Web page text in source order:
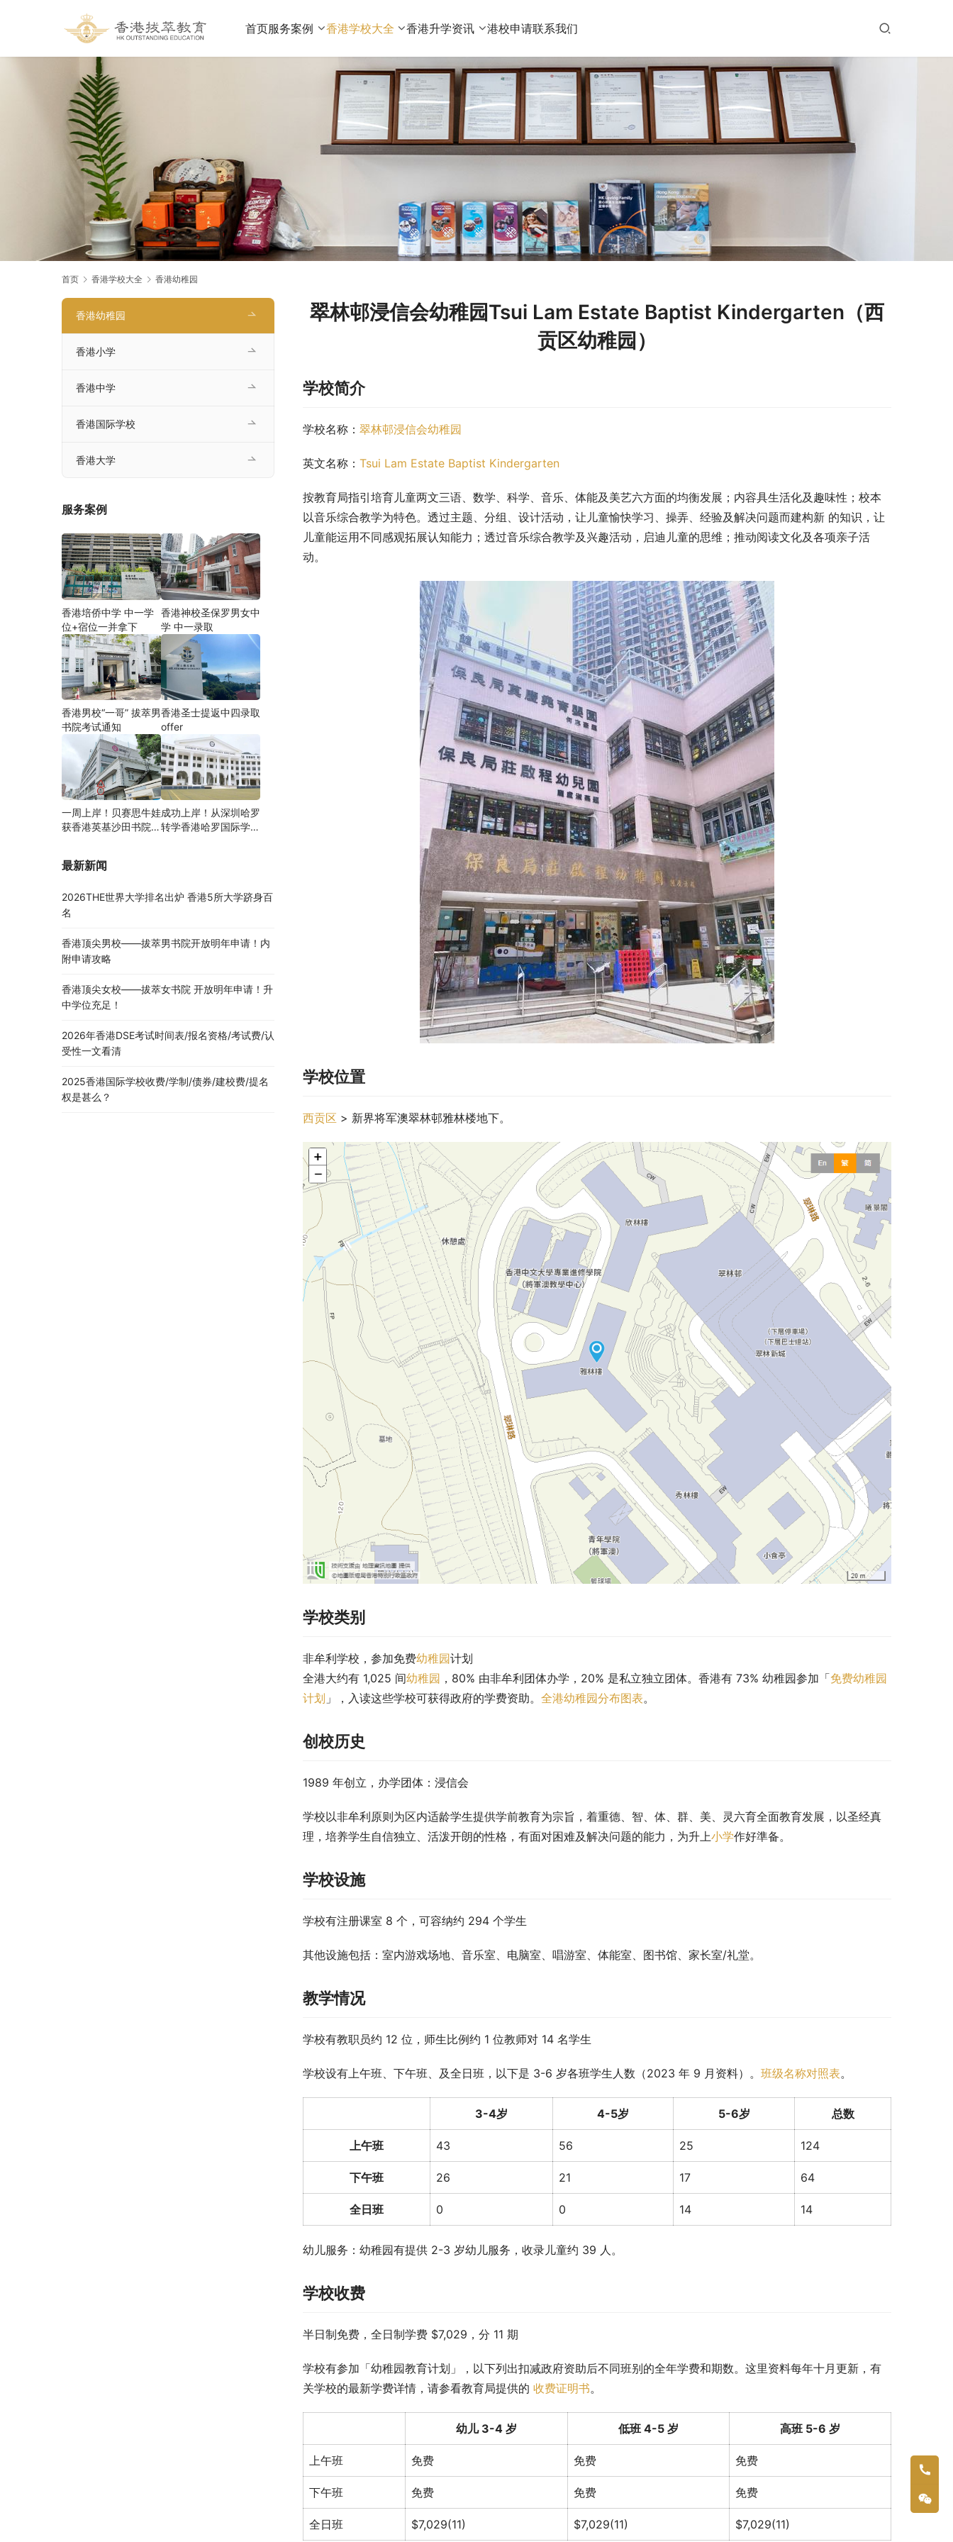
首页服务案例 香港学校大全 香港升学资讯 港校申请联系我们
首页 香港学校大全 香港幼稚园
翠林邨浸信会幼稚园Tsui Lam Estate Baptist Kindergarten（西
贡区幼稚园）
学校简介
学校名称： 翠林邨浸信会幼稚园
英文名称： Tsui Lam Estate Baptist Kindergarten
按教育局指引培育儿童两文三语、数学、科学、音乐、体能及美艺六方面的均衡发展；内容具生活化及趣味性；校本
以音乐综合教学为特色。透过主题、分组、设计活动，让儿童愉快学习、操弄、经验及解决问题而建构新 的知识，让
儿童能运用不同感观拓展认知能力；透过音乐综合教学及兴趣活动，启迪儿童的思维；推动阅读文化及各项亲子活
动。
学校位置
西贡区 > 新界将军澳翠林邨雅林楼地下。
学校类别
非牟利学校，参加免费幼稚园计划
全港大约有 1,025 间幼稚园 ，80% 由非牟利团体办学，20% 是私立独立团体。香港有 73% 幼稚园参加「免费幼稚园
计划 」，入读这些学校可获得政府的学费资助。 全港幼稚园分布图表。
创校历史
1989 年创立，办学团体：浸信会
学校以非牟利原则为区内适龄学生提供学前教育为宗旨，着重德、智、体、群、美、灵六育全面教育发展，以圣经真
理，培养学生自信独立、活泼开朗的性格，有面对困难及解决问题的能力，为升上小学作好準备。
学校设施
学校有注册课室 8 个，可容纳约 294 个学生
其他设施包括：室内游戏场地、音乐室、电脑室、唱游室、体能室、图书馆、家长室/礼堂。
教学情况
学校有教职员约 12 位，师生比例约 1 位教师对 14 名学生
学校设有上午班、下午班、及全日班，以下是 3-6 岁各班学生人数（2023 年 9 月资料）。 班级名称对照表。
3-4岁 4-5岁 5-6岁 总数
上午班 43 56 25 124
下午班 26 21 17 64
全日班 0 0 14 14
幼儿服务：幼稚园有提供 2-3 岁幼儿服务，收录儿童约 39 人。
学校收费
半日制免费，全日制学费 $7,029，分 11 期
学校有参加「幼稚园教育计划」，以下列出扣减政府资助后不同班别的全年学费和期数。这里资料每年十月更新，有
关学校的最新学费详情，请参看教育局提供的 收费证明书。
幼儿 3-4 岁 低班 4-5 岁 高班 5-6 岁
上午班 免费 免费 免费
下午班 免费 免费 免费
全日班 $7,029(11) $7,029(11) $7,029(11)
香港幼稚园
香港小学
香港中学
香港国际学校
香港大学
服务案例
香港培侨中学 中一学
位+宿位一并拿下
香港神校圣保罗男女中
学 中一录取
香港男校“一哥” 拔萃男
书院考试通知
香港圣士提返中四录取
offer
一周上岸！贝赛思牛娃
获香港英基沙田书院录
成功上岸！从深圳哈罗
转学香港哈罗国际学
最新新闻
2026THE世界大学排名出炉 香港5所大学跻身百
名
香港顶尖男校——拔萃男书院开放明年申请！内
附申请攻略
香港顶尖女校——拔萃女书院 开放明年申请！升
中学位充足！
2026年香港DSE考试时间表/报名资格/考试费/认
受性一文看清
2025香港国际学校收费/学制/债券/建校费/提名
权是甚么？